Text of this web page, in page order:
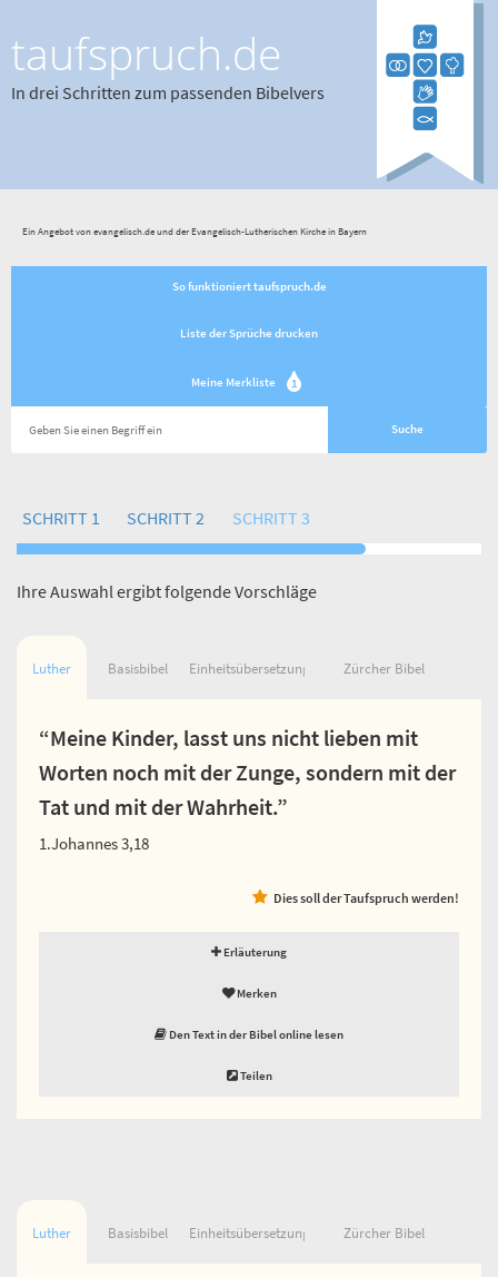
taufspruch.de
In drei Schritten zum passenden Bibelvers
Ein Angebot von evangelisch.de und der Evangelisch-Lutherischen Kirche in Bayern
So funktioniert taufspruch.de
Liste der Sprüche drucken
Meine Merkliste 1
SCHRITT 1 SCHRITT 2 SCHRITT 3
Ihre Auswahl ergibt folgende Vorschläge
Luther Basisbibel Einheitsübersetzung Zürcher Bibel
“Meine Kinder, lasst uns nicht lieben mit
Worten noch mit der Zunge, sondern mit der
Tat und mit der Wahrheit.”
1.Johannes 3,18
Dies soll der Taufspruch werden!
Erläuterung
Merken
Den Text in der Bibel online lesen
Teilen
Luther Basisbibel Einheitsübersetzung Zürcher Bibel